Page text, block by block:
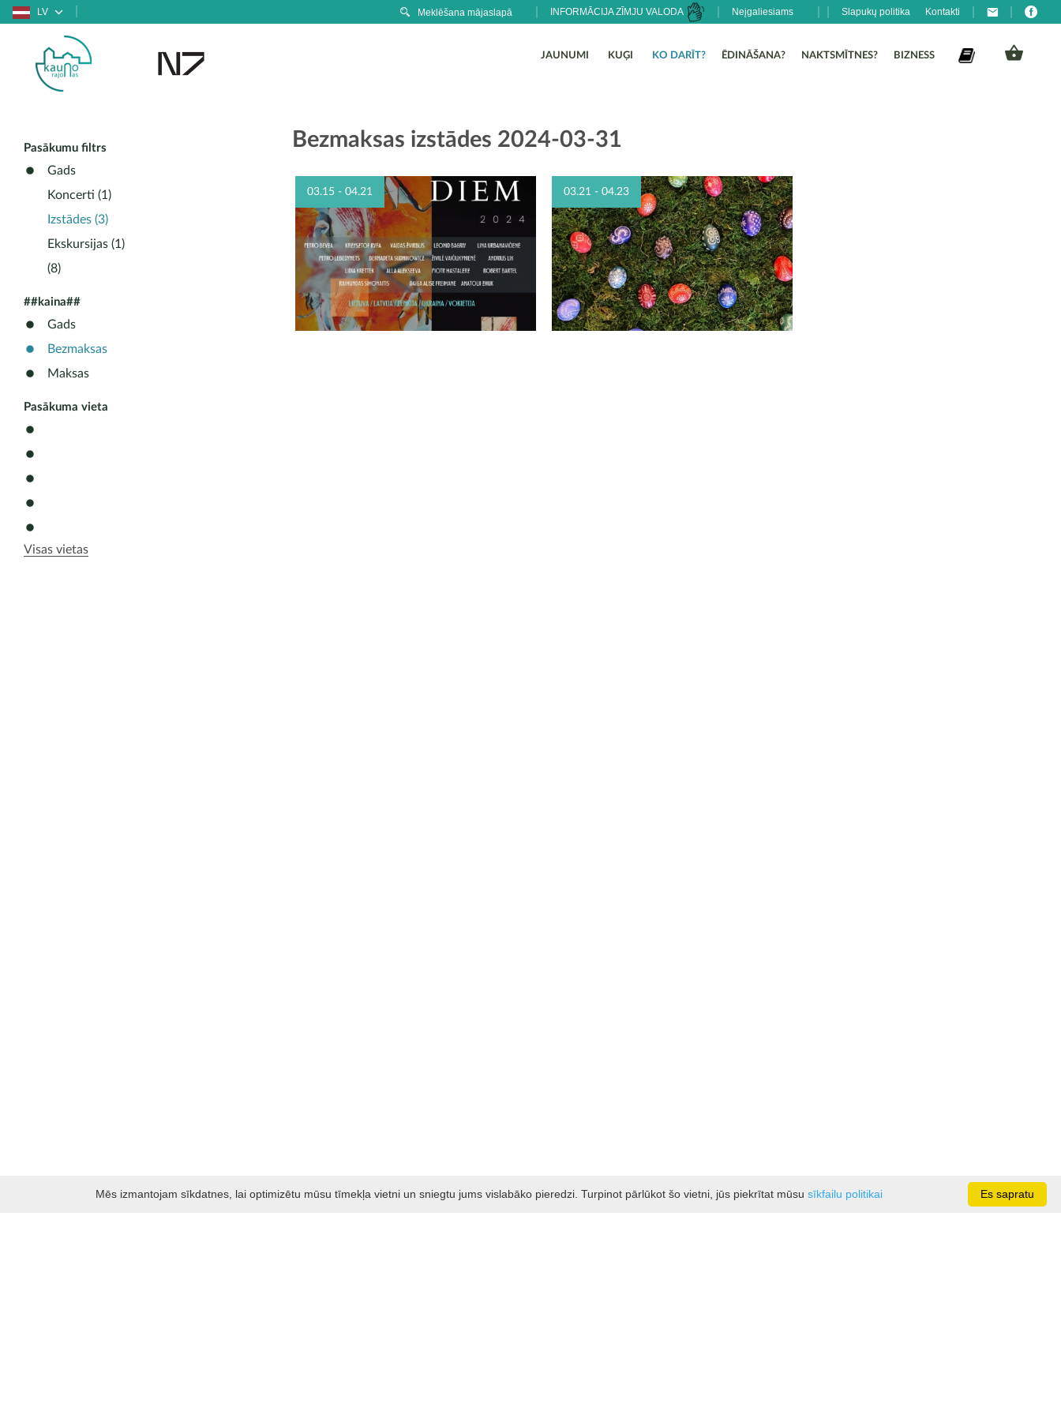
LV Slapukų politika Kontakti
Neįgaliesiams
INFORMĀCIJA ZĪMJU VALODA
JAUNUMI KUĢI KO DARĪT? ĒDINĀŠANA? NAKTSMĪTNES? BIZNESS
Pasākumu filtrs
Gads
Koncerti (1)
Izstādes (3)
Ekskursijas (1)
(8)
##kaina##
Gads
Bezmaksas
Maksas
Pasākuma vieta
Visas vietas
Bezmaksas izstādes 2024-03-31
03.15 - 04.21 03.21 - 04.23
Es sapratu
Mēs izmantojam sīkdatnes, lai optimizētu mūsu tīmekļa vietni un sniegtu jums vislabāko pieredzi. Turpinot pārlūkot šo vietni, jūs piekrītat mūsu sīkfailu politikai